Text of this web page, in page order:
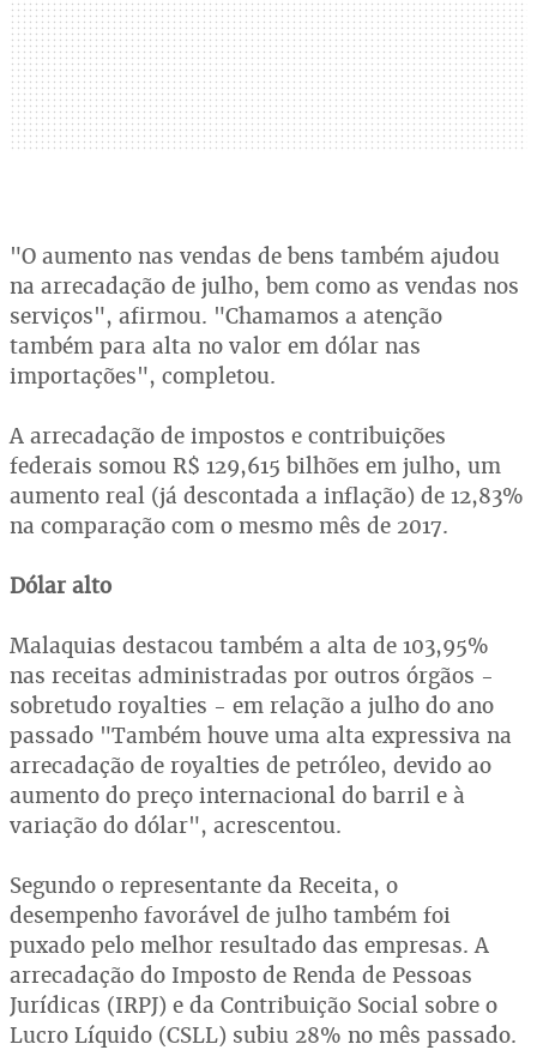
"O aumento nas vendas de bens também ajudou
na arrecadação de julho, bem como as vendas nos
serviços", afirmou. "Chamamos a atenção
também para alta no valor em dólar nas
importações", completou.
A arrecadação de impostos e contribuições
federais somou R$ 129,615 bilhões em julho, um
aumento real (já descontada a inflação) de 12,83%
na comparação com o mesmo mês de 2017.
Dólar alto
Malaquias destacou também a alta de 103,95%
nas receitas administradas por outros órgãos -
sobretudo royalties - em relação a julho do ano
passado "Também houve uma alta expressiva na
arrecadação de royalties de petróleo, devido ao
aumento do preço internacional do barril e à
variação do dólar", acrescentou.
Segundo o representante da Receita, o
desempenho favorável de julho também foi
puxado pelo melhor resultado das empresas. A
arrecadação do Imposto de Renda de Pessoas
Jurídicas (IRPJ) e da Contribuição Social sobre o
Lucro Líquido (CSLL) subiu 28% no mês passado.